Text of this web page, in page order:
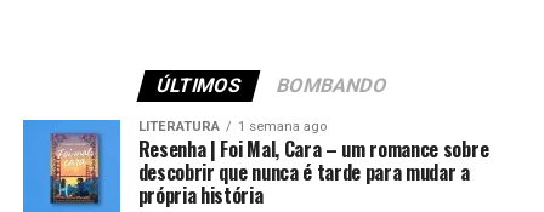
ÚLTIMOS BOMBANDO
LITERATURA 1 semana ago
Resenha | Foi Mal, Cara – um romance sobre
descobrir que nunca é tarde para mudar a
própria história